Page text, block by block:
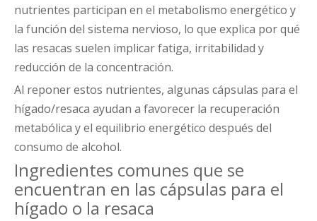
nutrientes participan en el metabolismo energético y
la función del sistema nervioso, lo que explica por qué
las resacas suelen implicar fatiga, irritabilidad y
reducción de la concentración.
Al reponer estos nutrientes, algunas cápsulas para el
hígado/resaca ayudan a favorecer la recuperación
metabólica y el equilibrio energético después del
consumo de alcohol.
Ingredientes comunes que se
encuentran en las cápsulas para el
hígado o la resaca